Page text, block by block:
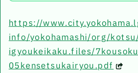
https://
info/yokohamashi/org/
igyoukeikaku.files/
05kensetsukairyou.pdf